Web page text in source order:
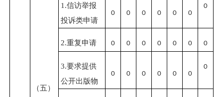
（五）
1.信访举报
投诉类申请
0 0 0 0 0 0
0
2.重复申请 0 0 0 0 0 0 0
3.要求提供
公开出版物
0 0 0 0 0 0
0